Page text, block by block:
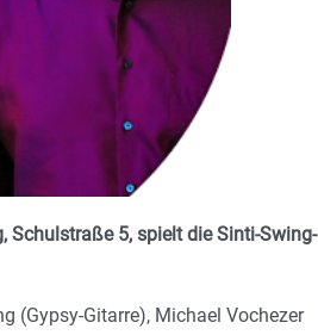
Schulstraße 5, spielt die Sinti-Swing-
(Gypsy-Gitarre), Michael Vochezer